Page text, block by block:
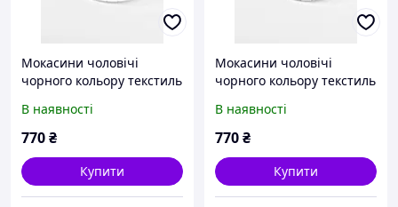
Мокасини чоловічі
чорного кольору текстиль
В наявності
770₴
Купити
Мокасини чоловічі
чорного кольору текстиль
В наявності
770₴
Купити